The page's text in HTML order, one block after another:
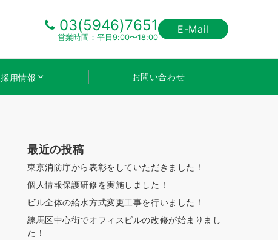
03(5946)7651
営業時間：平日9:00〜18:00
E-Mail
採用情報 お問い合わせ
最近の投稿
東京消防庁から表彰をしていただきました！
個人情報保護研修を実施しました！
ビル全体の給水方式変更工事を行いました！
練馬区中心街でオフィスビルの改修が始まりまし
た！